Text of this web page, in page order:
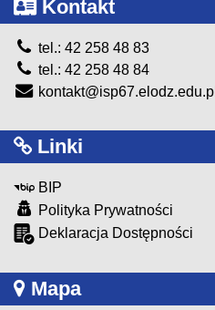
Kontakt
tel.: 42 258 48 83
tel.: 42 258 48 84
kontakt@isp67.elodz.edu.pl
Linki
BIP
Polityka Prywatności
Deklaracja Dostępności
Mapa